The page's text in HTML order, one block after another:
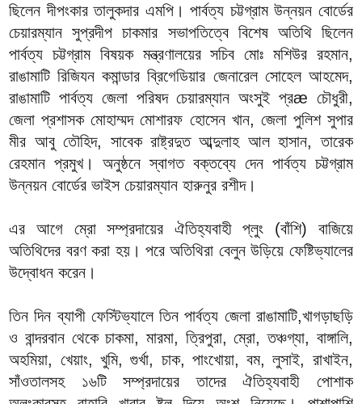
ছিলেন দীপংকার তালুকদার এমপি। পার্বত্য চট্টগ্রাম উন্নয়ন বোর্ডের
চেয়ারম্যান সুপ্রদীপ চাকমার সভাপতিত্বে বিশেষ অতিথি ছিলেন
পার্বত্য চট্টগ্রাম বিষয়ক মন্ত্রণালয়ের সচিব মোঃ মশিউর রহমান,
রাঙামাটি রিজিযন কমান্ডার ব্রিগেডিয়ার জেনারেল সোহেল আহমেদ,
রাঙামাটি পার্বত্য জেলা পরিষদ চেয়ারম্যান অংসুই প্রæ চৌধুরী,
জেলা প্রশাসক মোহাম্মদ মোশারফ হোসেন খান, জেলা পুলিশ সুপার
মীর আবু তৌহিদ, সাবেক রাষ্ট্রদুত আব্দুলাহ আল হাসান, তারেক
রেহমান প্রমুখ। অনুষ্ঠনে স্বাগত বক্তব্যে দেন পার্বত্য চট্টগ্রাম
উন্নয়ন বোর্ডের ভাইস চেয়ারম্যান হারুনুর রশীদ।
এর আগে ম্রো সম্প্রদায়ের ঐতিহ্যবাহী প্লুং (বাঁশি) বাজিয়ে
অতিথিদের বরণ করা হয়। পরে অতিথিরা বেলুন উড়িয়ে ফেষ্টিভ্যালের
উদ্বোধন করেন।
তিন দিন ব্যাপী ফেস্টিভ্যালে তিন পার্বত্য জেলা রাঙামাটি,খাগড়াছড়ি
ও বান্দরবান থেকে চাকমা, মারমা, ত্রিপুরা, ম্রো, তঞ্চগ্যা, বাঙ্গালি,
অহমিয়া, খেয়াং, খুমি, গুর্খা, চাক, পাংখোয়া, বম, লুসাই, রাখাইন,
সাঁওতালসহ ১৬টি সম্প্রদায়ের তাদের ঐতিহ্যবাহী পোশাক